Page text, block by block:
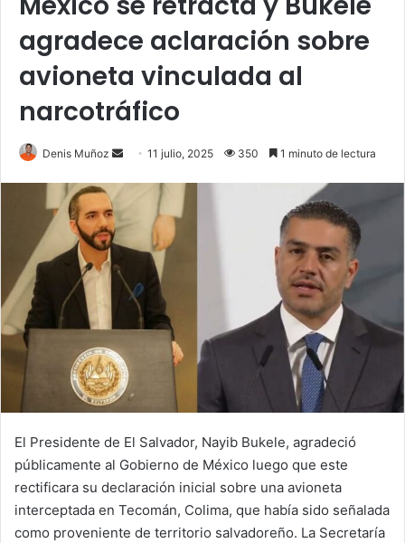
agradece aclaración sobre
avioneta vinculada al
narcotráfico
Denis Muñoz
Send11 julio, 2025 350 1 minuto de lectura
El Presidente de El Salvador, Nayib Bukele, agradeció
públicamente al Gobierno de México luego que este
rectificara su declaración inicial sobre una avioneta
interceptada en Tecomán, Colima, que había sido señalada
como proveniente de territorio salvadoreño. La Secretaría